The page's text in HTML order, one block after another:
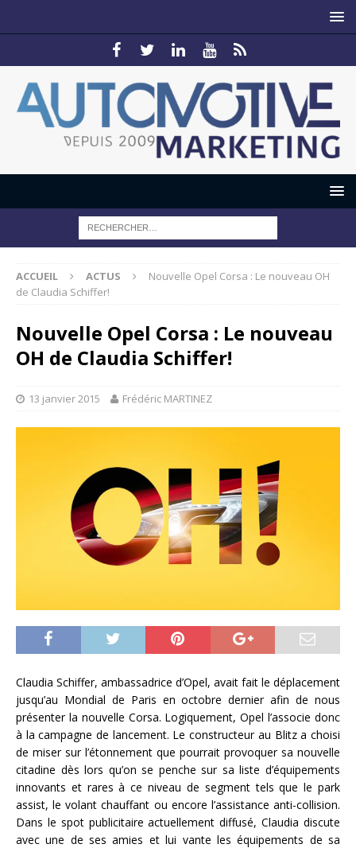
ACCUEIL ACTUS
Nouvelle Opel Corsa : Le nouveau OH
de Claudia Schiffer!
Nouvelle Opel Corsa : Le nouveau
OH de Claudia Schiffer!
13 janvier 2015 Frédéric MARTINEZ
Claudia Schiffer, ambassadrice d’Opel, avait fait le déplacement
jusqu’au Mondial de Paris en octobre dernier afin de nous
présenter la nouvelle Corsa. Logiquement, Opel l’associe donc
à la campagne de lancement. Le constructeur au Blitz a choisi
de miser sur l’étonnement que pourrait provoquer sa nouvelle
citadine dès lors qu’on se penche sur sa liste d’équipements
innovants et rares à ce niveau de segment tels que le park
assist, le volant chauffant ou encore l’assistance anti-collision.
Dans le spot publicitaire actuellement diffusé, Claudia discute
avec une de ses amies et lui vante les équipements de sa